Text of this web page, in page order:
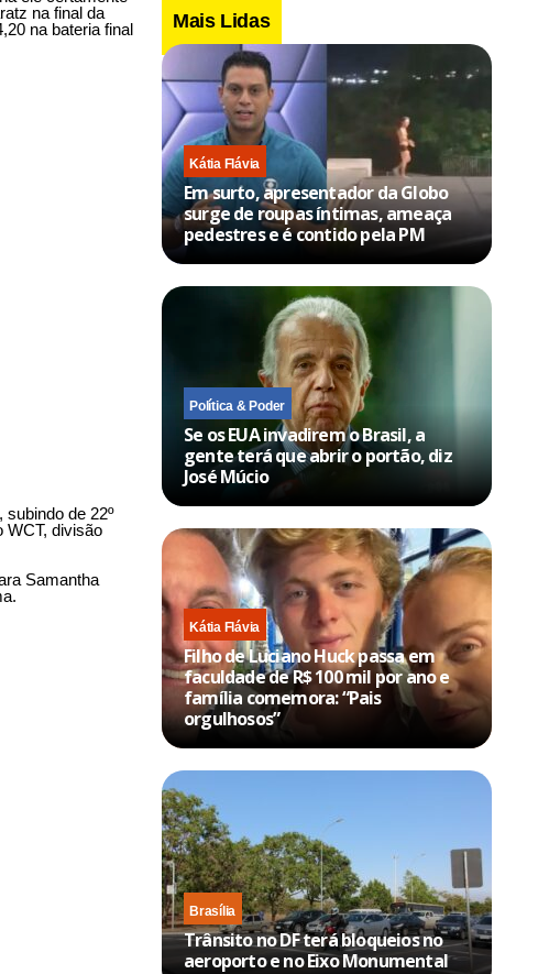
na final da
na bateria final
de 22º
WCT, divisão
Samantha
Mais Lidas
Kátia Flávia
Em surto, apresentador da Globo
surge de roupas íntimas, ameaça
pedestres e é contido pela PM
Política & Poder
Se os EUA invadirem o Brasil, a
gente terá que abrir o portão, diz
José Múcio
Kátia Flávia
Filho de Luciano Huck passa em
faculdade de R$ 100 mil por ano e
família comemora: “Pais
orgulhosos”
Brasília
Trânsito no DF terá bloqueios no
aeroporto e no Eixo Monumental